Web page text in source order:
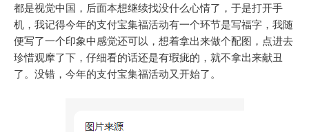
都是视觉中国，后面本想继续找没什么心情了，于是打开手
机，我记得今年的支付宝集福活动有一个环节是写福字，我随
便写了一个印象中感觉还可以，想着拿出来做个配图，点进去
珍惜观摩了下，仔细看的话还是有瑕疵的，就不拿出来献丑
了。没错，今年的支付宝集福活动又开始了。